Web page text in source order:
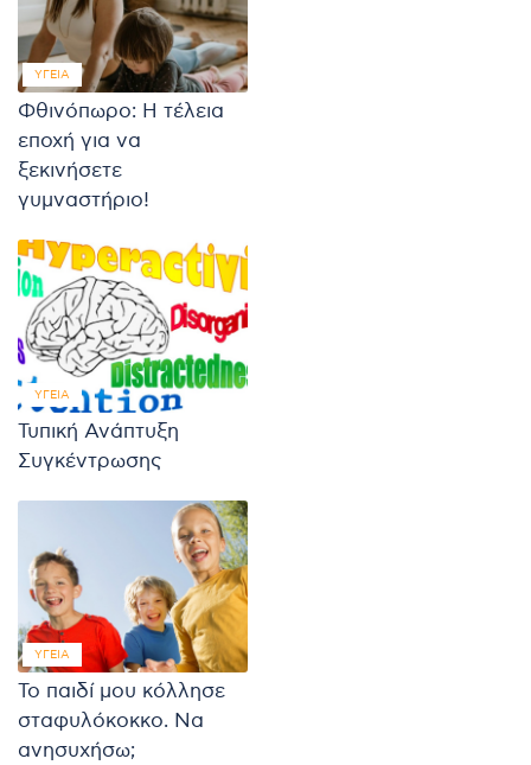
ΥΓΕΊΑ
Φθινόπωρο: Η τέλεια
εποχή για να
ξεκινήσετε
γυμναστήριο!
ΥΓΕΊΑ
Τυπική Ανάπτυξη
Συγκέντρωσης
ΥΓΕΊΑ
Το παιδί μου κόλλησε
σταφυλόκοκκο. Να
ανησυχήσω;